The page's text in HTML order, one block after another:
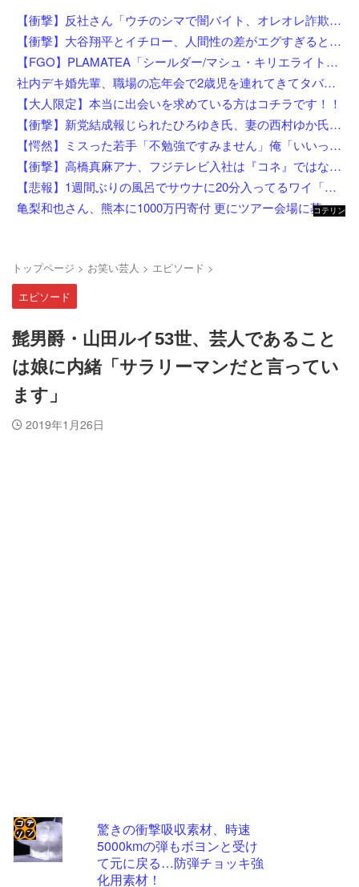
【衝撃】反社さん「ウチのシマで闇バイト、オレオレ詐欺、強盗する奴らぶっ○す」←これw w w w w w w
【衝撃】大谷翔平とイチロー、人間性の差がエグすぎると話題に←お前らコレ見てどう思う？？？？？？
【FGO】PLAMATEA「シールダー/マシュ・キリエライト〔オルテナウス〕」プラモデル【明日先行予約開始】
社内デキ婚先輩、職場の忘年会で2歳児を連れてきてタバコスパスパ酒ゴクゴクで親の自覚ゼロｗｗ挙句の果てに突き飛ばして頭を打たせ「久々の外食でゆっくりしたいんだよ！」にドン引き
【大人限定】本当に出会いを求めている方はコチラです！！
【衝撃】新党結成報じられたひろゆき氏、妻の西村ゆか氏がＸで激怒してしまうw w w w w w w w w
【愕然】ミスった若手「不勉強ですみません」俺「いいってことよ、教えてあげんよ」若手「訴えます」←ちょっと待って、コレワイが悪いんか？？？？？？？
【衝撃】高橋真麻アナ、フジテレビ入社は『コネ』ではないが…「忖度じゃないですか？」←これw w w w w w w w
【悲報】1週間ぶりの風呂でサウナに20分入ってるワイ「んふぅ…全身の毛穴からくっさい汗ドバドバ出てるぅ…」←これw w w w w w w
亀梨和也さん、熊本に1000万円寄付 更にツアー会場に募金箱設置
コテリン
トップページ > お笑い芸人 > エピソード >
エピソード
髭男爵・山田ルイ53世、芸人であること
は娘に内緒「サラリーマンだと言ってい
ます」
2019年1月26日
驚きの衝撃吸収素材、時速
5000kmの弾もボヨンと受け
て元に戻る…防弾チョッキ強
化用素材！
コテ